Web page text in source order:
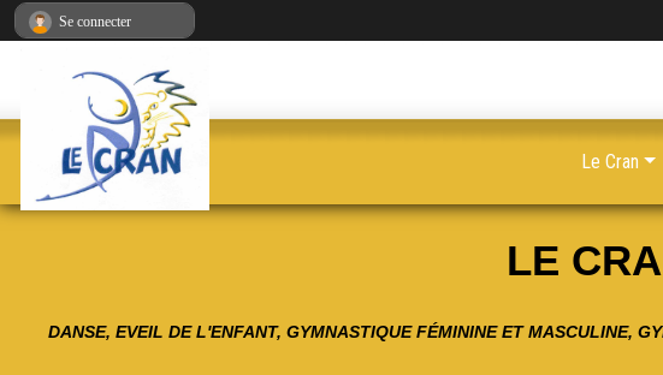
LE
DANSE, EVEIL DE L'ENFANT, GYMNASTIQUE FÉMININE ET MASCULINE,
Le Cran
Se connecter
Panneau de gestion des cookies